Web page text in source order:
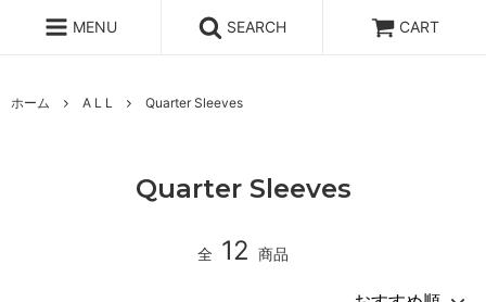
MENU SEARCH CART
ホーム A L L Quarter Sleeves
Quarter Sleeves
全 12 商品